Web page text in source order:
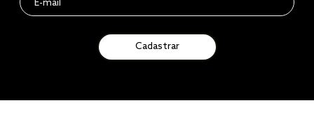
Cadastrar